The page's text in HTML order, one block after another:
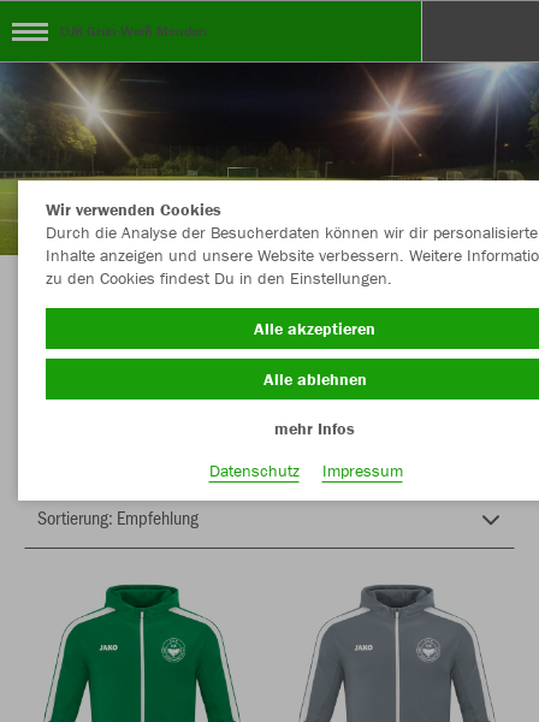
DJK Grün-Weiß Menden
Vereinskollektion 2025/2026
Farbe
Wir verwenden Cookies
Durch die Analyse der Besucherdaten können wir dir personalisierte
Inhalte anzeigen und unsere Website verbessern. Weitere
zu den Cookies findest Du in den Einstellungen.
Alle akzeptieren
Alle ablehnen
mehr Infos
Datenschutz
Impressum